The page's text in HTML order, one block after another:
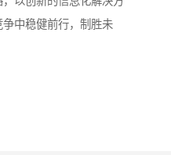
中稳健前行，制胜未